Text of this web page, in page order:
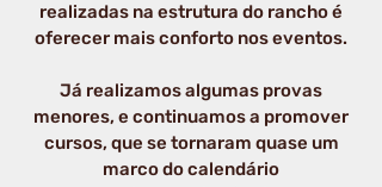
realizadas na estrutura do rancho é
oferecer mais conforto nos eventos.
Já realizamos algumas provas
menores, e continuamos a promover
cursos, que se tornaram quase um
marco do calendário